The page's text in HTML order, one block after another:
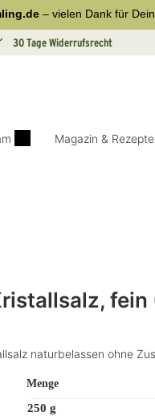
– vielen Dank für Dein
30 Tage Widerrufsrecht
Magazin & Rezepte
fein
naturbelassen ohne
Mengeauswählen
250 g